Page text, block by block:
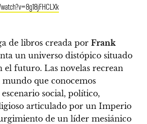
de libros creada por Frank
un universo distópico situado
el futuro. Las novelas recrean
que conocemos
social, político,
articulado por un Imperio
de un líder mesiánico